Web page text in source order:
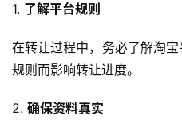
1. 了解平台规则
在转让过程中，务必了解淘
规则而影响转让进度。
2. 确保资料真实